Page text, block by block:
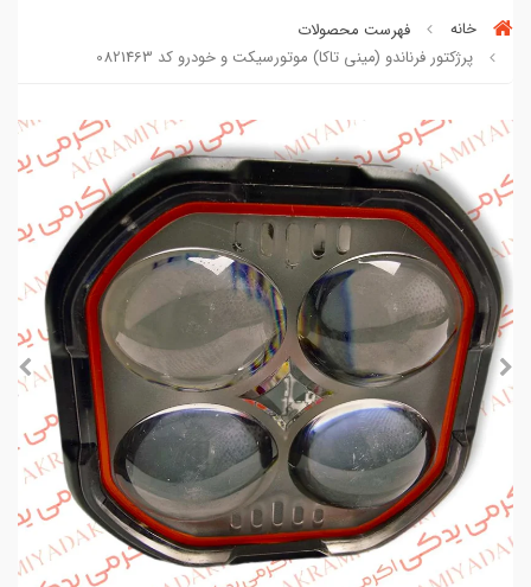
خانه
فهرست محصولات
پرژکتور فرناندو (مینی تاکا) موتورسیکت و خودرو کد 0821463